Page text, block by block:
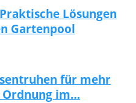
Lösungen
Gartenpool
für mehr
Ordnung im…